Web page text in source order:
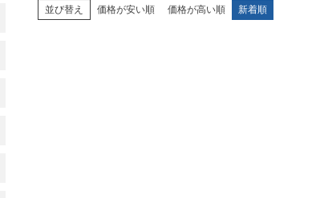
並び替え 価格が安い順 価格が高い順 新着順